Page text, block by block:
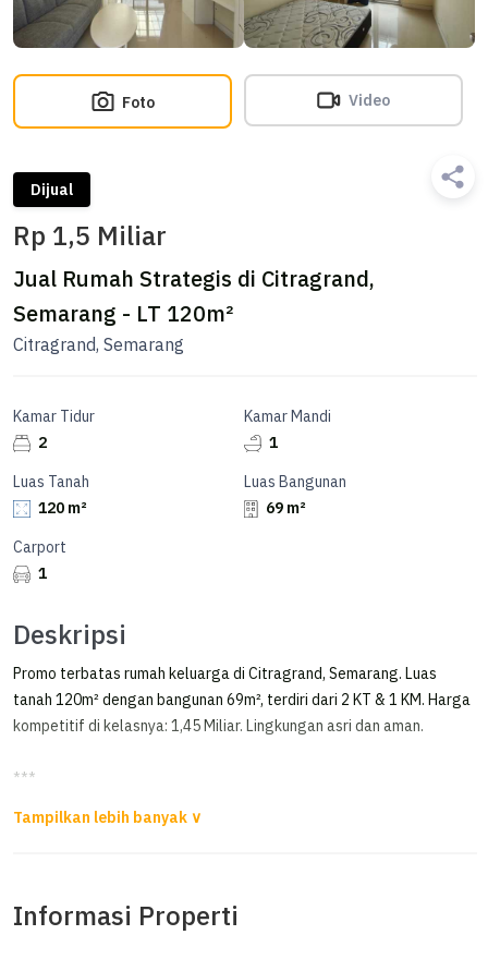
Foto Video
Dijual
Rp 1,5 Miliar
Jual Rumah Strategis di Citragrand,
Semarang - LT 120m²
Citragrand, Semarang
Kamar Tidur
2
Kamar Mandi
1
Luas Tanah
120 m²
Luas Bangunan
69 m²
Carport
1
Deskripsi
Promo terbatas rumah keluarga di Citragrand, Semarang. Luas
tanah 120m² dengan bangunan 69m², terdiri dari 2 KT & 1 KM. Harga
kompetitif di kelasnya: 1,45 Miliar. Lingkungan asri dan aman.
***
Undip
Rapi dan Siap Huni
Informasi Properti